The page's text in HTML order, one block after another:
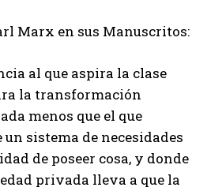
Marx en sus Manuscritos:
al que aspira la clase
la transformación
menos que el que
sistema de necesidades
de poseer cosa, y donde
privada lleva a que la